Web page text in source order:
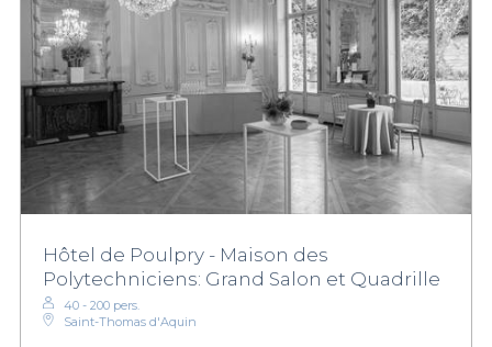
Hôtel de Poulpry - Maison des
Polytechniciens: Grand Salon et Quadrille
40 - 200 pers.
Saint-Thomas d'Aquin